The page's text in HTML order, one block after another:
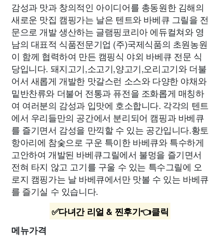
감성과 맛과 창의적인 아이디어를 총동원한 김해의
새로운 맛집 캠핑가는 날은 텐트와 바베큐 그릴을 전
문으로 개발 생산하는 글램핑코리아 에듀컬쳐와 영
남의 대표적 식품전문기업 (주)국제식품의 초원농원
이 함께 협력하여 만든 캠핑식 야외 바베큐 전문 식
당입니다. 돼지고기,소고기,양고기,오리고기와 더불
어서 새롭게 개발한 맛갈스런 소스와 다양한 야채와
밑반찬류와 더불어 전통과 퓨전을 조화롭게 매칭하
여 여러분의 감성과 입맛에 호소합니다. 각각의 텐트
에서 우리들만의 공간에서 분리되어 캠핑과 바베큐
를 즐기면서 감성을 만끽할 수 있는 공간입니다.황토
항아리에 참숯으로 구운 특이한 바베큐와 특수하게
고안하여 개발된 바베큐그릴에서 불멍을 즐기면서
전혀 타지 않고 고기를 구울 수 있는 특수그릴에 오
로지 캠핑가는 날 바베큐에서만 맛볼 수 있는 바베큐
를 즐기실 수 있습니다.
✅다녀간 리얼 & 찐후기👈클릭
메뉴가격